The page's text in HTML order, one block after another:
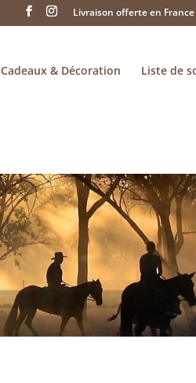
Livraison offerte en
Cadeaux & Décoration Liste de